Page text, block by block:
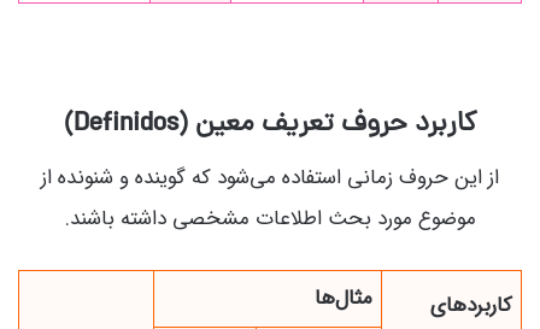
کاربرد حروف تعریف معین (Definidos)
از این حروف زمانی استفاده می‌شود که گوینده و شنونده از
موضوع مورد بحث اطلاعات مشخصی داشته باشند.
کاربردهای
مثال‌ها